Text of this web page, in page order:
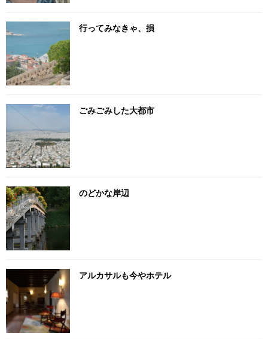
行ってみなきゃ、損
ごみごみした大都市
のどかな岸辺
アルカサルも今やホテル